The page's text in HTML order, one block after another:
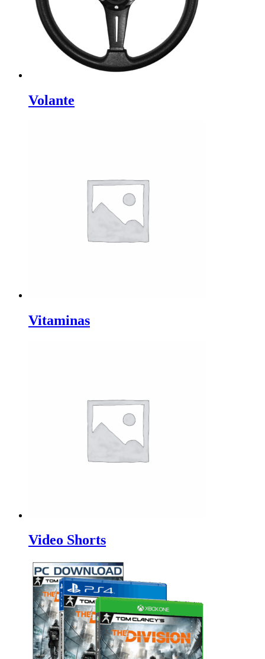
Volante
Vitaminas
Video Shorts